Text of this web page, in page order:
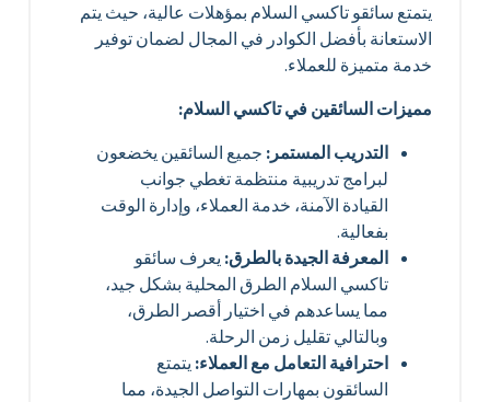
يتمتع سائقو تاكسي السلام بمؤهلات عالية، حيث يتم
الاستعانة بأفضل الكوادر في المجال لضمان توفير
خدمة متميزة للعملاء.
مميزات السائقين في تاكسي السلام:
التدريب المستمر: جميع السائقين يخضعون
لبرامج تدريبية منتظمة تغطي جوانب
القيادة الآمنة، خدمة العملاء، وإدارة الوقت
بفعالية.
المعرفة الجيدة بالطرق:يعرف سائقو
تاكسي السلام الطرق المحلية بشكل جيد،
مما يساعدهم في اختيار أقصر الطرق،
وبالتالي تقليل زمن الرحلة.
احترافية التعامل مع العملاء:يتمتع
السائقون بمهارات التواصل الجيدة، مما